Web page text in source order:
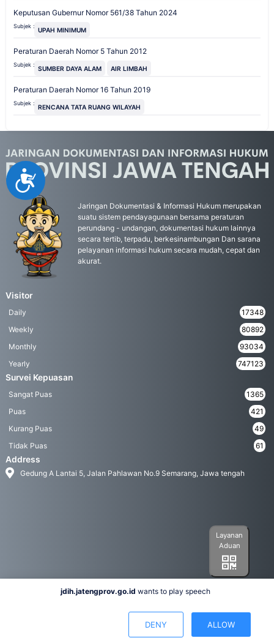
Accessibility
Keputusan Gubernur Nomor 561/38 Tahun 2024
Subjek : UPAH MINIMUM
Peraturan Daerah Nomor 5 Tahun 2012
Subjek : SUMBER DAYA ALAM AIR LIMBAH
Peraturan Daerah Nomor 16 Tahun 2019
Subjek : RENCANA TATA RUANG WILAYAH
Jaringan Dokumentasi & Informasi Hukum merupakan
suatu sistem pendayagunaan bersama peraturan
perundang - undangan, dokumentasi hukum lainnya
secara tertib, terpadu, berkesinambungan Dan sarana
pelayanan informasi hukum secara mudah, cepat dan
akurat.
Visitor
Daily
17348
Weekly
80892
Monthly
93034
Yearly
747123
Survei Kepuasan
Sangat Puas
1365
Puas
421
Kurang Puas
49
Tidak Puas
61
Address
Gedung A Lantai 5, Jalan Pahlawan No.9 Semarang, Jawa tengah
Layanan
Aduan
jdih.jatengprov.go.id wants to play speech
DENY ALLOW